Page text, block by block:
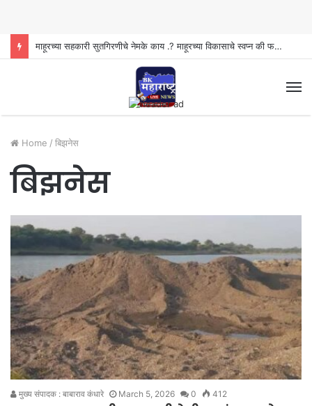
माहूरच्या सहकारी सुतगिरणीचे नेमके काय .? माहूरच्या विकासाचे स्वप्न की फसवणुकीचा खेळ..?”
Home / बिझनेस
बिझनेस
मुख्य संपादक : बाबाराव कंधारे March 5, 2026 0 412